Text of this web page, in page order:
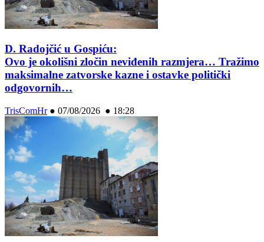
D. Radojčić u Gospiću:
Ovo je okolišni zločin neviđenih razmjera… Tražimo
maksimalne zatvorske kazne i ostavke politički
odgovornih…
TrisComHr● 07/08/2026 ● 18:28